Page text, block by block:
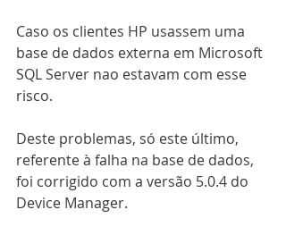
Caso os clientes HP usassem uma
base de dados externa em Microsoft
SQL Server nao estavam com esse
risco.
Deste problemas, só este último,
referente à falha na base de dados,
foi corrigido com a versão 5.0.4 do
Device Manager.